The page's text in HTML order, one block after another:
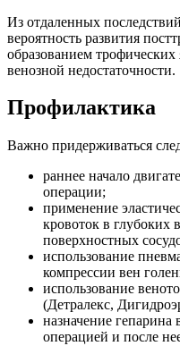
Из отдаленных
вероятность развития
образованием
венозной недостаточности.
Профилактика
Важно придерживаться
раннее начало
операции;
применение
кровоток в глубоких
поверхностных
использование
компрессии вен
использование
(Детралекс,
назначение гепарина
операцией и после